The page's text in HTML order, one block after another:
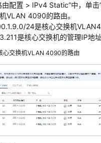
由配置 > IPv4 Static”中，单击
VLAN 4090的路由。
24是核心交换机
是核心交换机的管理IP地址
心交换机VLAN 4090的路由